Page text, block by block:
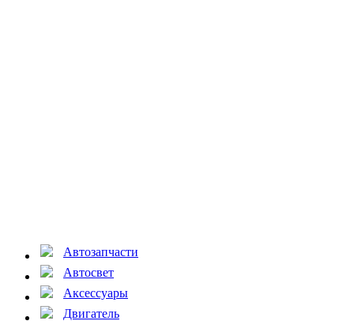
Автозапчасти
Автосвет
Аксессуары
Двигатель